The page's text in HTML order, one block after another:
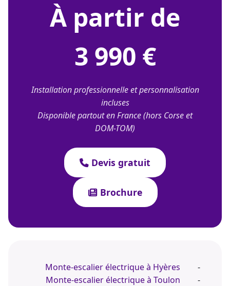
À partir de
3 990 €
Installation professionnelle et personnalisation
incluses
Disponible partout en France (hors Corse et
DOM-TOM)
Devis gratuit
Brochure
Monte-escalier électrique à Hyères
-
Monte-escalier électrique à Toulon
-